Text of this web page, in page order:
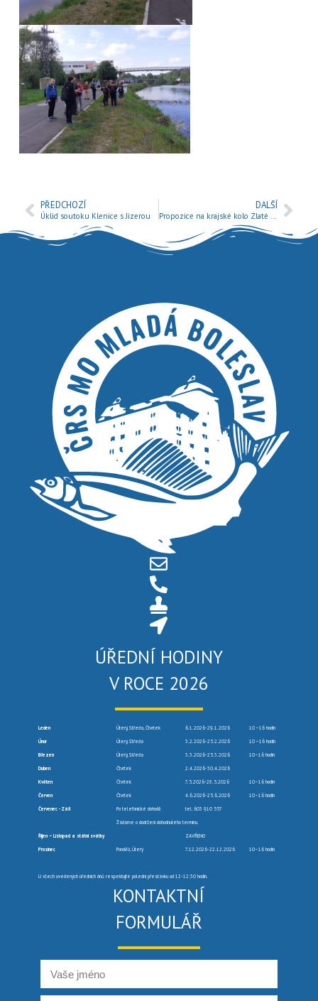
PŘEDCHOZÍ
Úklid soutoku Klenice s Jizerou
DALŠÍ
Propozice na krajské kolo Zlaté udice
ÚŘEDNÍ HODINY
V ROCE 2026
Leden Úterý, Středa, Čtvrtek 6.1.2026-29.1.2026 10 –16 hodin
Únor Úterý, Středa 3.2.2026-25.2.2026 10 –16 hodin
Březen Úterý, Středa 3.3.2026-25.3.2026 10–16 hodin
Duben Čtvrtek 2.4.2026-30.4.2026
Květen Čtvrtek 7.5.2026-28.5.2026 10–16 hodin
Červen Čtvrtek 4.6.2026-25.6.2026 10–16 hodin
Červenec -Září Po telefonické dohodě tel. 603 910 557
Žádáme o dodržení dohodnutého termínu.
Říjen – Listopad a státní svátky ZAVŘENO
Prosinec Pondělí, Úterý 7.12.2026-22.12.2026 10–16 hodin
U všech uvedených úředních dnů respektujte polední přestávku od 12-12:30 hodin.
KONTAKTNÍ
FORMULÁŘ